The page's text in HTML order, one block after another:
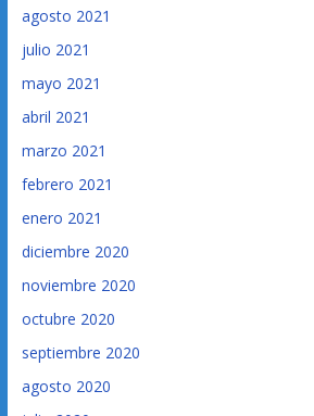
agosto 2021
julio 2021
mayo 2021
abril 2021
marzo 2021
febrero 2021
enero 2021
diciembre 2020
noviembre 2020
octubre 2020
septiembre 2020
agosto 2020